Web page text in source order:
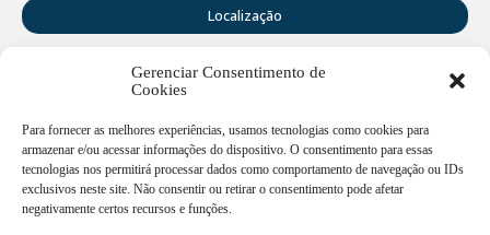
Gerenciar Consentimento de
Cookies
Para fornecer as melhores experiências, usamos tecnologias como cookies para
armazenar e/ou acessar informações do dispositivo. O consentimento para essas
tecnologias nos permitirá processar dados como comportamento de navegação ou IDs
exclusivos neste site. Não consentir ou retirar o consentimento pode afetar
negativamente certos recursos e funções.
Localização
Perguntas Frequentes
Webmail
Rua Doutor Cruz Machado, 205 - Centro - União da Vitória -
PR